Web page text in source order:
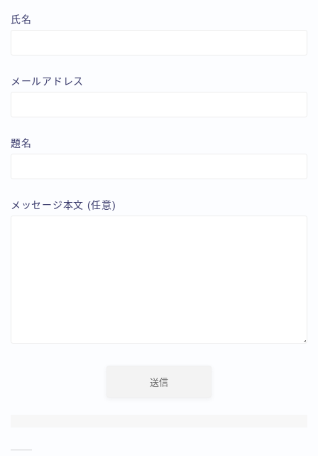
氏名
メールアドレス
題名
メッセージ本文 (任意)